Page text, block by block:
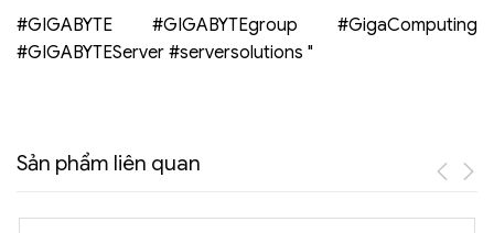
#GIGABYTE #GIGABYTEgroup #GigaComputing
#GIGABYTEServer #serversolutions "
Sản phẩm liên quan